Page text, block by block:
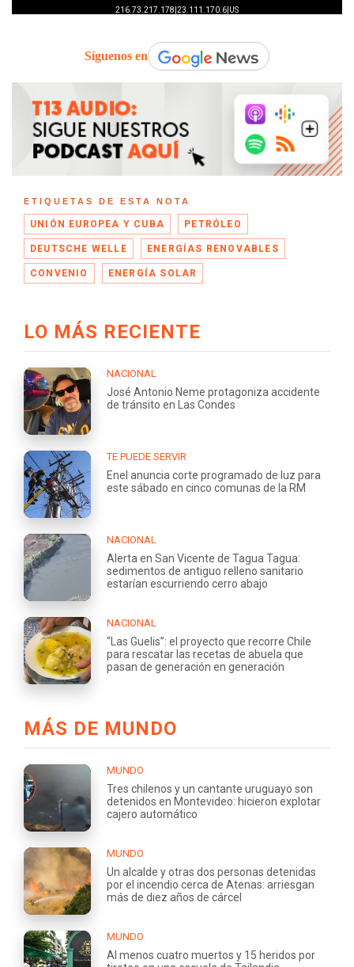
Síguenos en
ETIQUETAS DE ESTA NOTA
UNIÓN EUROPEA Y CUBA PETRÓLEO
DEUTSCHE WELLE ENERGÍAS RENOVABLES
CONVENIO ENERGÍA SOLAR
LO MÁS RECIENTE
NACIONAL
José Antonio Neme protagoniza accidente
de tránsito en Las Condes
TE PUEDE SERVIR
Enel anuncia corte programado de luz para
este sábado en cinco comunas de la RM
NACIONAL
Alerta en San Vicente de Tagua Tagua:
sedimentos de antiguo relleno sanitario
estarían escurriendo cerro abajo
NACIONAL
“Las Guelis”: el proyecto que recorre Chile
para rescatar las recetas de abuela que
pasan de generación en generación
MÁS DE MUNDO
MUNDO
Tres chilenos y un cantante uruguayo son
detenidos en Montevideo: hicieron explotar
cajero automático
MUNDO
Un alcalde y otras dos personas detenidas
por el incendio cerca de Atenas: arriesgan
más de diez años de cárcel
MUNDO
Al menos cuatro muertos y 15 heridos por